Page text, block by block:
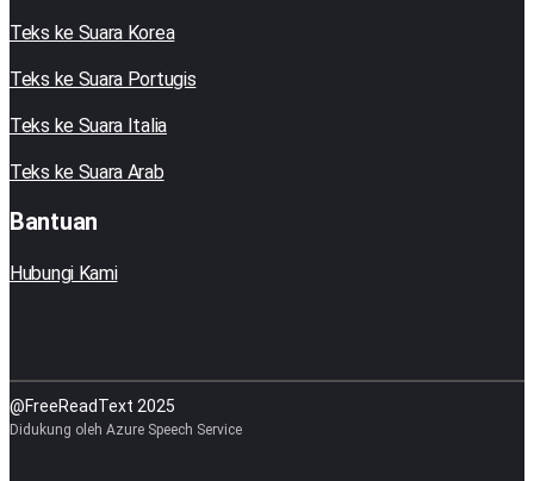
Teks ke Suara Korea
Teks ke Suara Portugis
Teks ke Suara Italia
Teks ke Suara Arab
Bantuan
Hubungi Kami
@FreeReadText 2025
Didukung oleh Azure Speech Service